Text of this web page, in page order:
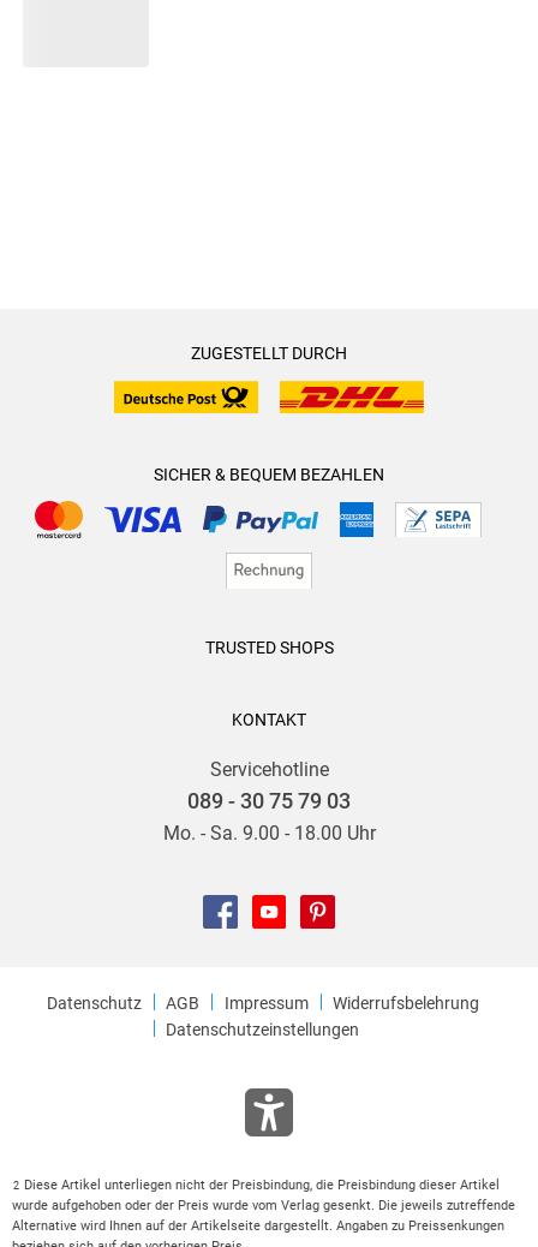
ZUGESTELLT DURCH
SICHER & BEQUEM BEZAHLEN
TRUSTED SHOPS
KONTAKT
Servicehotline
089 - 30 75 79 03
Mo. - Sa. 9.00 - 18.00 Uhr
Datenschutz AGB Impressum
Widerrufsbelehrung
Datenschutzeinstellungen
2
Diese Artikel unterliegen nicht der Preisbindung, die Preisbindung dieser Artikel
wurde aufgehoben oder der Preis wurde vom Verlag gesenkt. Die jeweils zutreffende
Alternative wird Ihnen auf der Artikelseite dargestellt. Angaben zu Preissenkungen